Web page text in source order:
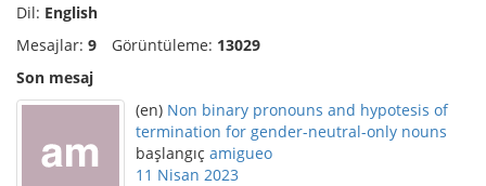
Dil: English
Mesajlar: 9 Görüntüleme: 13029
Son mesaj
(en) Non binary pronouns and hypotesis of
termination for gender-neutral-only nouns
başlangıç amigueo
11 Nisan 2023